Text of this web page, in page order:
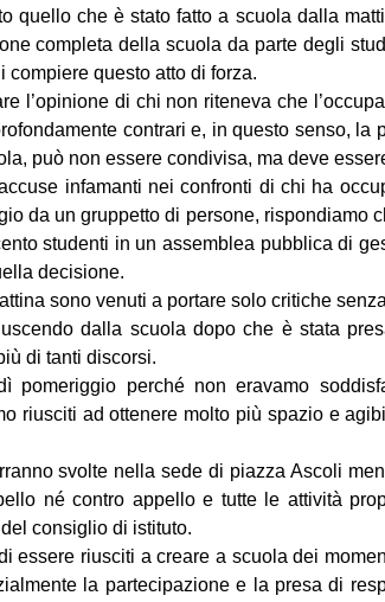
quello che è stato fatto a scuola dalla
completa della scuola da parte degli
compiere questo atto di forza.
l’opinione di chi non riteneva che
contrari e, in questo senso,
può non essere condivisa, ma deve
infamanti nei confronti di chi ha
da un gruppetto di persone, rispondiamo
studenti in un assemblea pubblica di
decisione.
sono venuti a portare solo critiche
dalla scuola dopo che è stata
di tanti discorsi.
pomeriggio perché non eravamo
riusciti ad ottenere molto più spazio e
svolte nella sede di piazza Ascoli
né contro appello e tutte le attività
consiglio di istituto.
essere riusciti a creare a scuola dei
la partecipazione e la presa di